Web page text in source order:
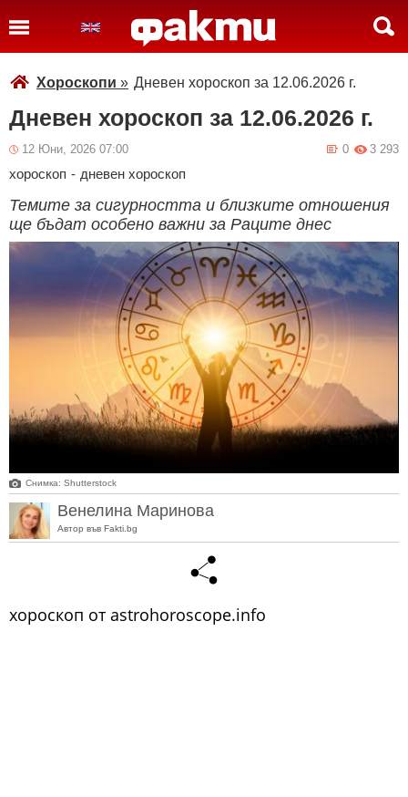
Хороскопи » Дневен хороскоп за 12.06.2026 г.
Дневен хороскоп за 12.06.2026 г.
12 Юни, 2026 07:00 3 293
0
хороскоп - дневен хороскоп
Темите за сигурността и близките отношения
ще бъдат особено важни за Раците днес
Снимкa: Shutterstock
Венелина Маринова
Автор във Fakti.bg
хороскоп от astrohoroscope.info